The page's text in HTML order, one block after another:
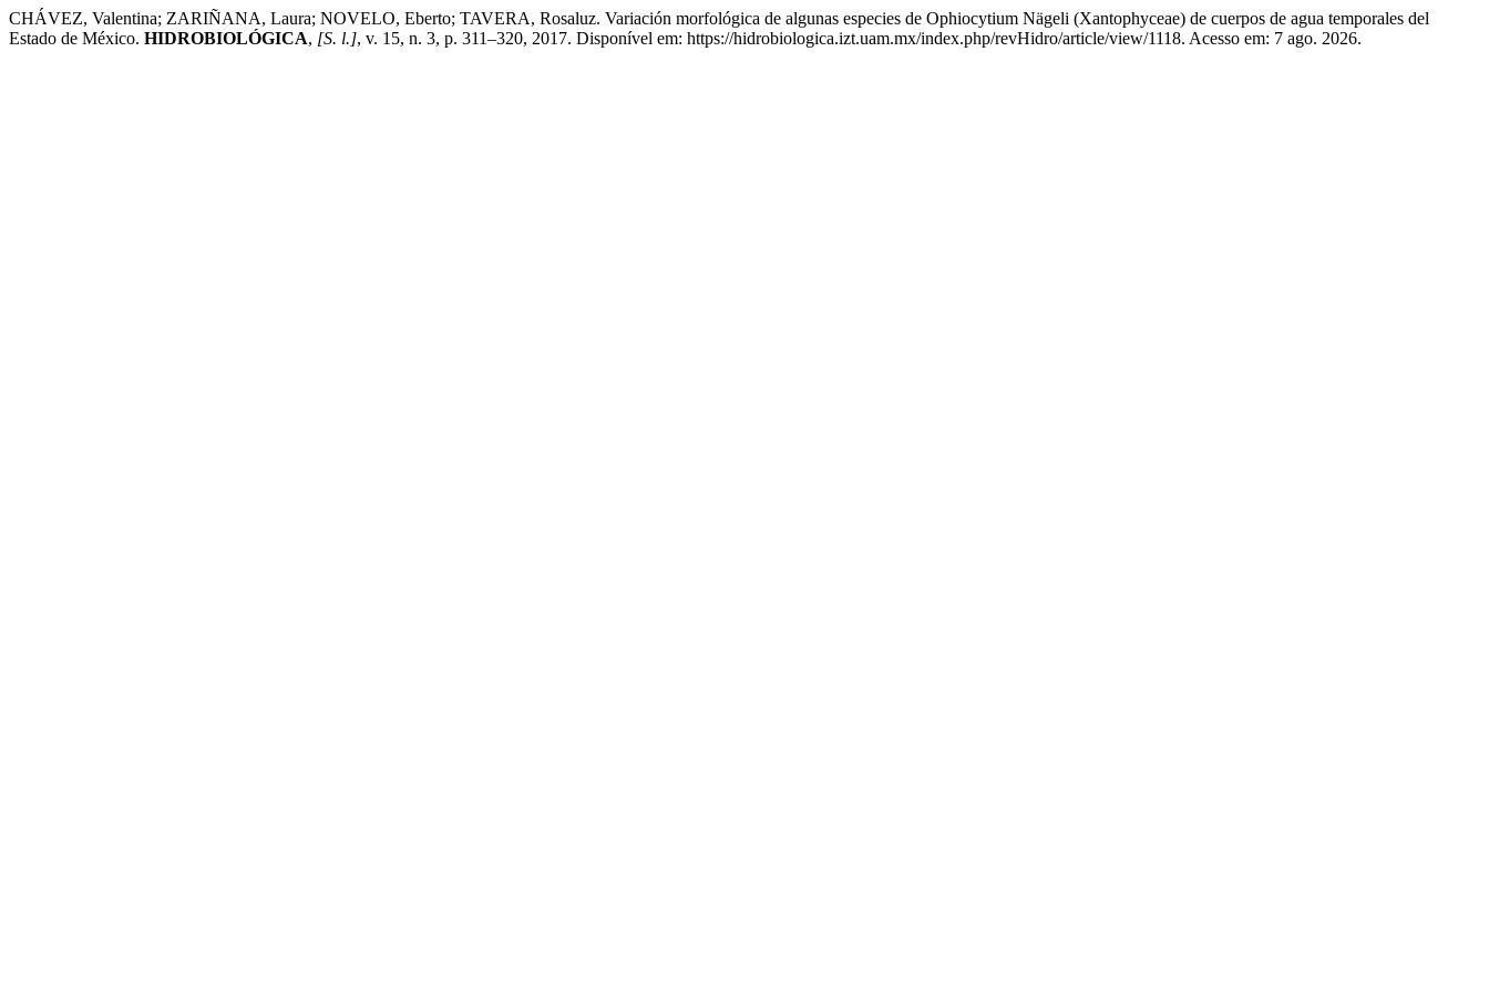
CHÁVEZ, Valentina; ZARIÑANA, Laura; NOVELO, Eberto; TAVERA, Rosaluz. Variación morfológica de algunas especies de Ophiocytium Nägeli (Xantophyceae) de cuerpos de agua temporales del
Estado de México. HIDROBIOLÓGICA, [S. l.], v. 15, n. 3, p. 311–320, 2017. Disponível em: https://hidrobiologica.izt.uam.mx/index.php/revHidro/article/view/1118. Acesso em: 7 ago. 2026.